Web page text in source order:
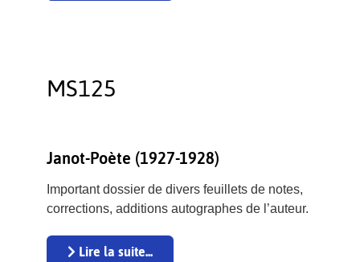
MS125
Janot-Poète (1927-1928)
Important dossier de divers feuillets de notes,
corrections, additions autographes de l’auteur.
Lire la suite...